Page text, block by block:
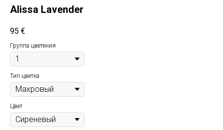
Alissa Lavender
95 €
Группа цветения
Тип цветка
Цвет